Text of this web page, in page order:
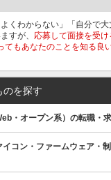
よくわからない」「自分で
すが、 応募して面接を受
てもあなたのことを知る良
のを探す
・オープン系）の転職・
コン・ファームウェア・